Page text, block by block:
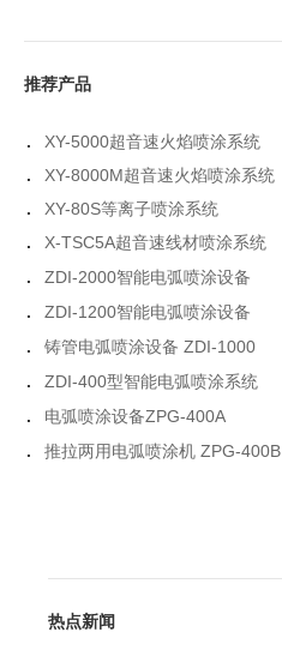
推荐产品
.
XY-5000超音速火焰喷涂系统
.
XY-8000M超音速火焰喷涂系统
.
XY-80S等离子喷涂系统
.
X-TSC5A超音速线材喷涂系统
.
ZDI-2000智能电弧喷涂设备
.
ZDI-1200智能电弧喷涂设备
.
铸管电弧喷涂设备 ZDI-1000
.
ZDI-400型智能电弧喷涂系统
.
电弧喷涂设备ZPG-400A
.
推拉两用电弧喷涂机 ZPG-400B
热点新闻